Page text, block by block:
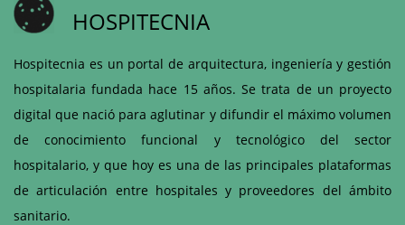
HOSPITECNIA
Hospitecnia es un portal de arquitectura, ingeniería y gestión
hospitalaria fundada hace 15 años. Se trata de un proyecto
digital que nació para aglutinar y difundir el máximo volumen
de conocimiento funcional y tecnológico del sector
hospitalario, y que hoy es una de las principales plataformas
de articulación entre hospitales y proveedores del ámbito
sanitario.